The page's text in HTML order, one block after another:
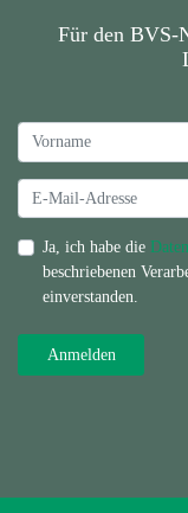
Für den BVS-
Ja, ich habe die
beschriebenen
einverstanden.